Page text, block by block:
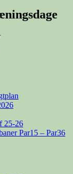
25-26
Par15 – Par36